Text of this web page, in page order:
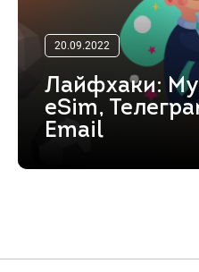
20.09.2022
Лайфхаки:
eSim,
Email